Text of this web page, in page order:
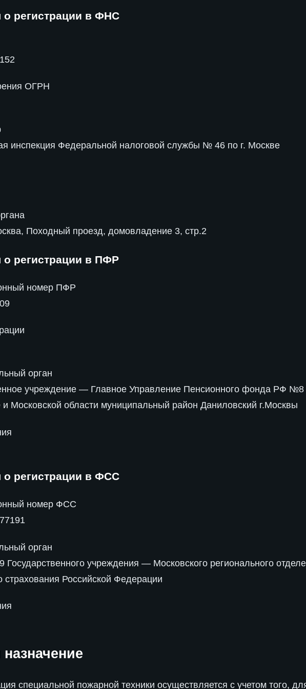
о регистрации в ФНС
ОГРН
инспекция Федеральной налоговой службы № 46 по г. Москве
Походный проезд, домовладение 3, стр.2
о регистрации в ПФР
номер ПФР
орган
учреждение — Главное Управление Пенсионного фонда РФ
и Московской области муниципальный район Даниловский г.Москвы
о регистрации в ФСС
номер ФСС
орган
учреждения — Московского регионального
страхования Российской Федерации
специальной пожарной техники осуществляется с учетом того,